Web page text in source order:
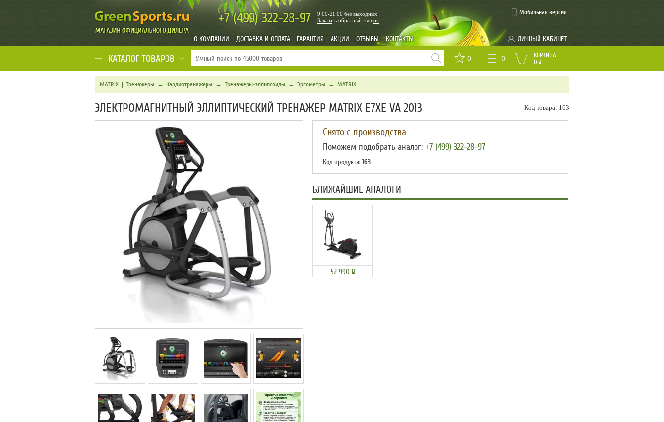
+7 (499)322-28-97 Заказать обратный звонок
9:00-21:00 без выходных
О КОМПАНИИ ДОСТАВКА И ОПЛАТА ГАРАНТИЯ АКЦИИ ОТЗЫВЫ КОНТАКТЫ
Мобильная версия
ЛИЧНЫЙ КАБИНЕТ
КАТАЛОГ ТОВАРОВ 0 0
КОРЗИНА
0 Р
MATRIX | Тренажеры → Кардиотренажеры → Тренажеры-эллипсоиды → Эргометры → MATRIX
Код товара: 163
ЭЛЕКТРОМАГНИТНЫЙ ЭЛЛИПТИЧЕСКИЙ ТРЕНАЖЕР MATRIX E7XE VA 2013
Снято с производства
Поможем подобрать аналог: +7 (499) 322-28-97
Код продукта: 163
БЛИЖАЙШИЕ АНАЛОГИ
52 990 Р